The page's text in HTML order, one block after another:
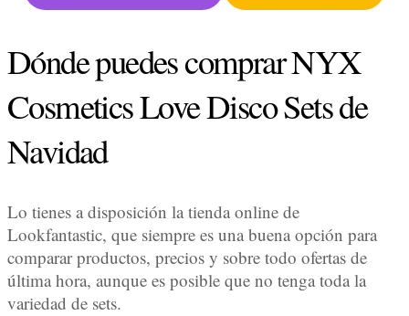
Dónde puedes comprar NYX
Cosmetics Love Disco Sets de
Navidad
Lo tienes a disposición la tienda online de
Lookfantastic, que siempre es una buena opción para
comparar productos, precios y sobre todo ofertas de
última hora, aunque es posible que no tenga toda la
variedad de sets.